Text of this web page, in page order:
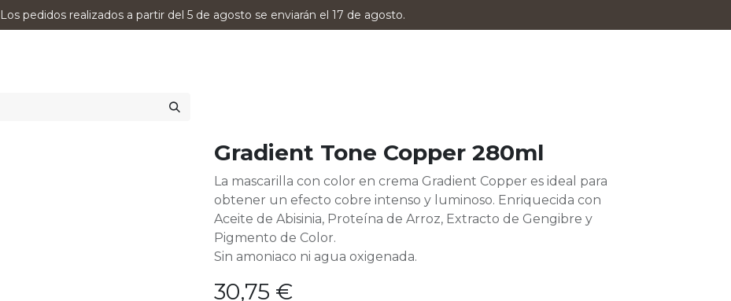
Los pedidos realizados a partir del 5 de agosto se enviarán el 17 de agosto.
Gradient Tone Copper 280ml
La mascarilla con color en crema Gradient Copper es ideal para
obtener un efecto cobre intenso y luminoso. Enriquecida con
Aceite de Abisinia, Proteína de Arroz, Extracto de Gengibre y
Pigmento de Color.
Sin amoniaco ni agua oxigenada.
30,75 €